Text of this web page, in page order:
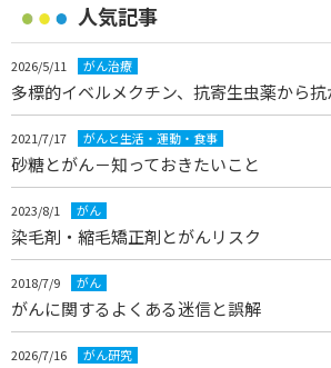
人気記事
2026/5/11 がん治療
多標的イベルメクチン、抗寄生虫薬から
2021/7/17 がんと生活・運動・食事
砂糖とがん－知っておきたいこと
2023/8/1 がん
染毛剤・縮毛矯正剤とがんリスク
2018/7/9 がん
がんに関するよくある迷信と誤解
2026/7/16 がん研究